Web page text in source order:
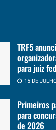
TRF5
para juiz
15 DE
Primeiros
para
de 2026